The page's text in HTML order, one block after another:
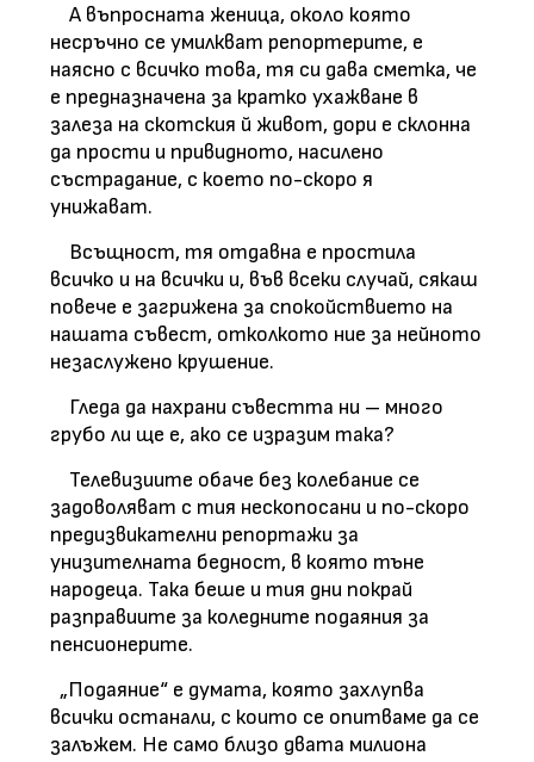
А въпросната женица, около която
несръчно се умилкват репортерите, е
наясно с всичко това, тя си дава сметка, че
е предназначена за кратко ухажване в
залеза на скотския й живот, дори е склонна
да прости и привидното, насилено
състрадание, с което по-скоро я
унижават.
Всъщност, тя отдавна е простила
всичко и на всички и, във всеки случай, сякаш
повече е загрижена за спокойствието на
нашата съвест, отколкото ние за нейното
незаслужено крушение.
Гледа да нахрани съвестта ни – много
грубо ли ще е, ако се изразим така?
Телевизиите обаче без колебание се
задоволяват с тия нескопосани и по-скоро
предизвикателни репортажи за
унизителната бедност, в която тъне
народеца. Така беше и тия дни покрай
разправиите за коледните подаяния за
пенсионерите.
„Подаяние“ е думата, която захлупва
всички останали, с които се опитваме да се
залъжем. Не само близо двата милиона